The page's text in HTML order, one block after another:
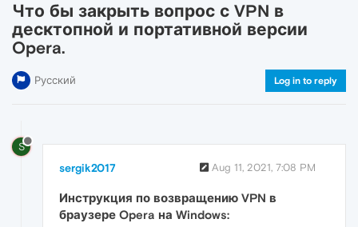
Что бы закрыть вопрос с VPN в
десктопной и портативной версии
Opera.
Русский Log in to reply
S
sergik2017 Aug 11, 2021, 7:08 PM
Инструкция по возвращению VPN в
браузере Opera на Windows: